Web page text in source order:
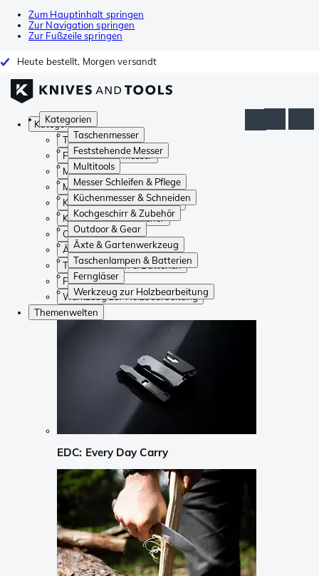
Zum Hauptinhalt springen
Zur Navigation springen
Zur Fußzeile springen
Heute bestellt, Morgen versandt
Kategorien
Taschenmesser
Feststehende Messer
Multitools
Messer Schleifen & Pflege
Küchenmesser & Schneiden
Kochgeschirr & Zubehör
Outdoor & Gear
Äxte & Gartenwerkzeug
Taschenlampen & Batterien
Ferngläser
Werkzeug zur Holzbearbeitung
Kategorien
Taschenmesser
Feststehende Messer
Multitools
Messer Schleifen & Pflege
Küchenmesser & Schneiden
Kochgeschirr & Zubehör
Outdoor & Gear
Äxte & Gartenwerkzeug
Taschenlampen & Batterien
Ferngläser
Werkzeug zur Holzbearbeitung
Themenwelten
EDC: Every Day Carry